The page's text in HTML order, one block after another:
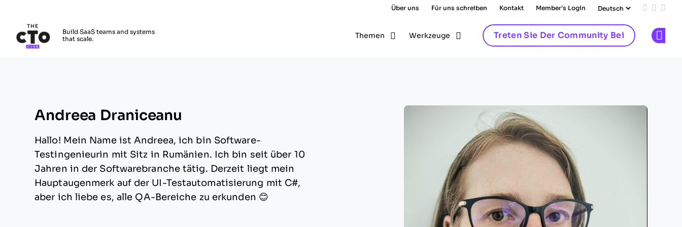
Über uns Für uns schreiben Kontakt Member's Login Add us
Follow
Build SaaS teams and systems
that scale.
Themen Werkzeuge Treten Sie Der Community Bei
Andreea Draniceanu
Hallo! Mein Name ist Andreea, ich bin Software-
Testingenieurin mit Sitz in Rumänien. Ich bin seit über 10
Jahren in der Softwarebranche tätig. Derzeit liegt mein
Hauptaugenmerk auf der UI-Testautomatisierung mit C#,
aber ich liebe es, alle QA-Bereiche zu erkunden 😊